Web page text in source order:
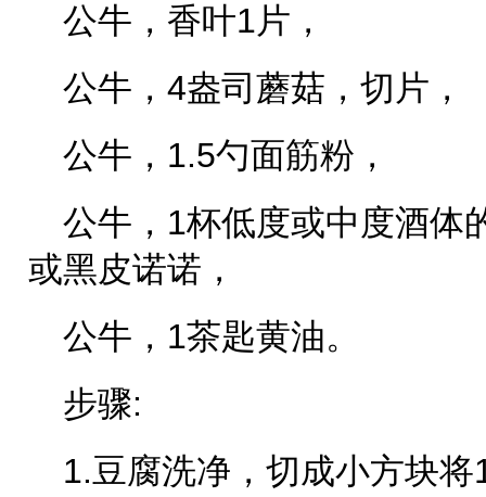
公牛，香叶1片，
公牛，4盎司蘑菇，切片，
公牛，1.5勺面筋粉，
公牛，1杯低度或中度酒体
或黑皮诺诺，
公牛，1茶匙黄油。
步骤:
1.豆腐洗净，切成小方块